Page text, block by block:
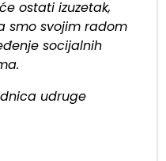
ostati izuzetak,
smo svojim radom
socijalnih
udruge